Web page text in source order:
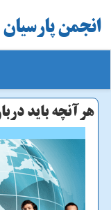
انجمن پارسیان
هرآنچه باید